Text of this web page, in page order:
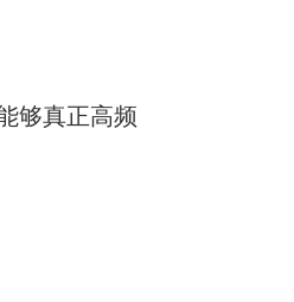
够真正高频